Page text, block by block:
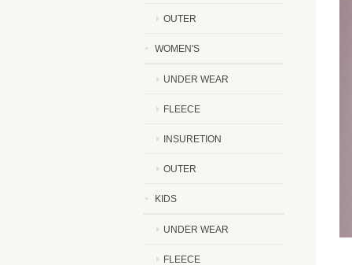
OUTER
WOMEN'S
UNDER WEAR
FLEECE
INSURETION
OUTER
KIDS
UNDER WEAR
FLEECE